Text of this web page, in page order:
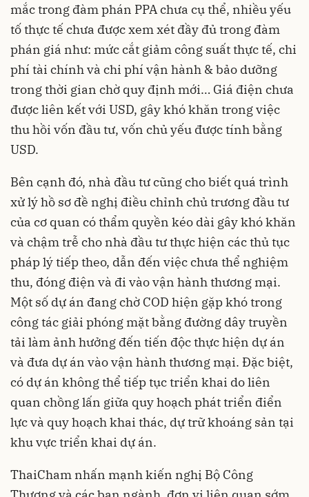
mắc trong đàm phán PPA chưa cụ thể, nhiều yếu
tố thực tế chưa được xem xét đầy đủ trong đàm
phán giá như: mức cắt giảm công suất thực tế, chi
phí tài chính và chi phí vận hành & bảo dưỡng
trong thời gian chờ quy định mới… Giá điện chưa
được liên kết với USD, gây khó khăn trong việc
thu hồi vốn đầu tư, vốn chủ yếu được tính bằng
USD.
Bên cạnh đó, nhà đầu tư cũng cho biết quá trình
xử lý hồ sơ đề nghị điều chỉnh chủ trương đầu tư
của cơ quan có thẩm quyền kéo dài gây khó khăn
và chậm trễ cho nhà đầu tư thực hiện các thủ tục
pháp lý tiếp theo, dẫn đến việc chưa thể nghiệm
thu, đóng điện và đi vào vận hành thương mại.
Một số dự án đang chờ COD hiện gặp khó trong
công tác giải phóng mặt bằng đường dây truyền
tải làm ảnh hưởng đến tiến độc thực hiện dự án
và đưa dự án vào vận hành thương mại. Đặc biệt,
có dự án không thể tiếp tục triển khai do liên
quan chồng lấn giữa quy hoạch phát triển điển
lực và quy hoạch khai thác, dự trữ khoáng sản tại
khu vực triển khai dự án.
ThaiCham nhấn mạnh kiến nghị Bộ Công